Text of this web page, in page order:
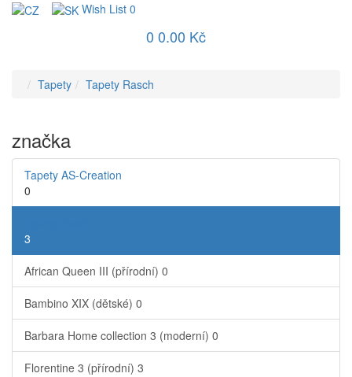
Wish List 0
0 0.00 Kč
Tapety Tapety Rasch
značka
Tapety AS-Creation
0
3
African Queen III (přírodní) 0
Bambino XIX (dětské) 0
Barbara Home collection 3 (moderní) 0
Florentine 3 (přírodní) 3